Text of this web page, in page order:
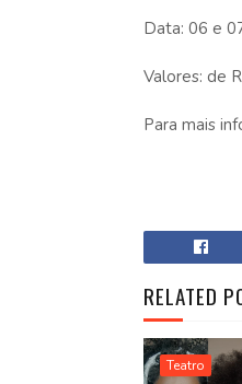
Data: 06 e
Valores: de
Para mais
RELATED
Teatro